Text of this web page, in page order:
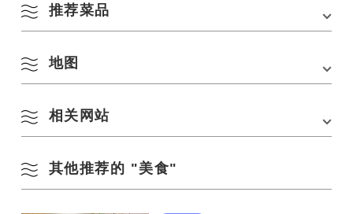
休息日
日本餐厅 Kiraku
网站链接：http://www.ikiika-kiraku.com/
推荐菜品
活乌贼餐 海胆粉
地图
相关网站
菊乐（官方网站），活鱿鱼的主要产地
其他推荐的 "美食"